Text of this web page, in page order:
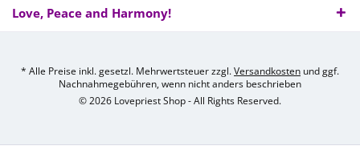
Love, Peace and Harmony!
* Alle Preise inkl. gesetzl. Mehrwertsteuer zzgl.Versandkosten und ggf.
Nachnahmegebühren, wenn nicht anders beschrieben
© 2026 Lovepriest Shop - All Rights Reserved.